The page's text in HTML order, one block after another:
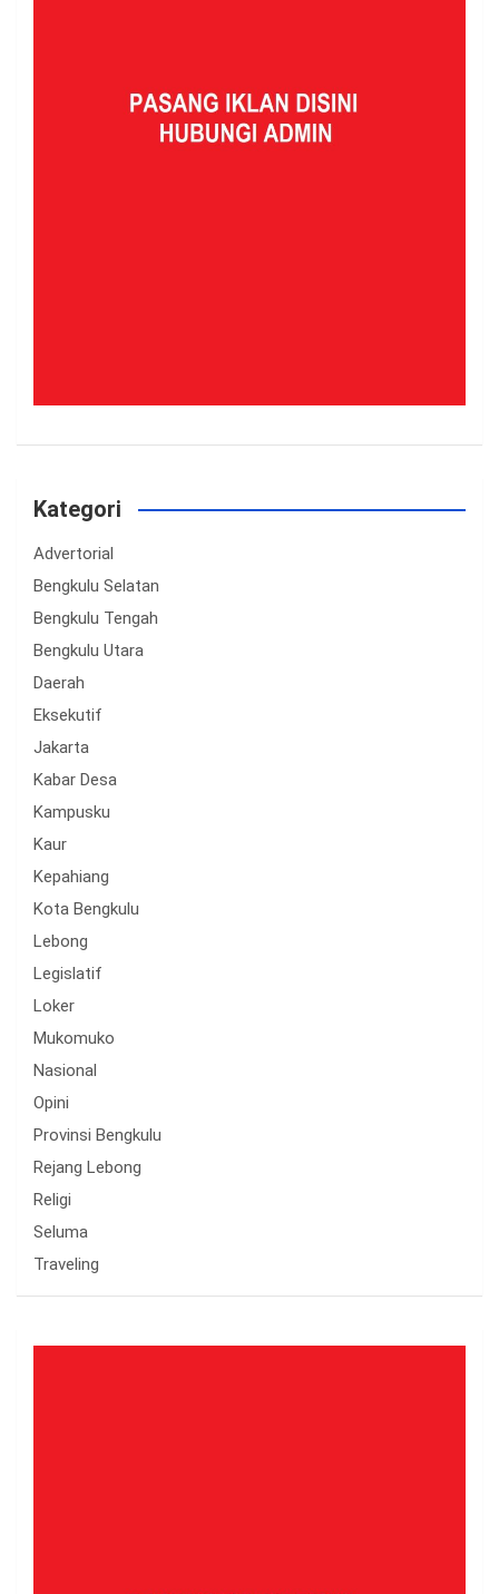
Kategori
Advertorial
Bengkulu Selatan
Bengkulu Tengah
Bengkulu Utara
Daerah
Eksekutif
Jakarta
Kabar Desa
Kampusku
Kaur
Kepahiang
Kota Bengkulu
Lebong
Legislatif
Loker
Mukomuko
Nasional
Opini
Provinsi Bengkulu
Rejang Lebong
Religi
Seluma
Traveling